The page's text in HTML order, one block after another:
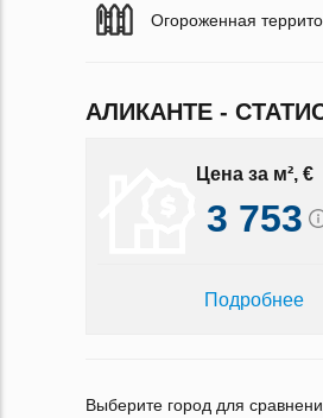
Огороженная
АЛИКАНТЕ -
Цена за м², €
3 753
Подробнее
Выберите город для